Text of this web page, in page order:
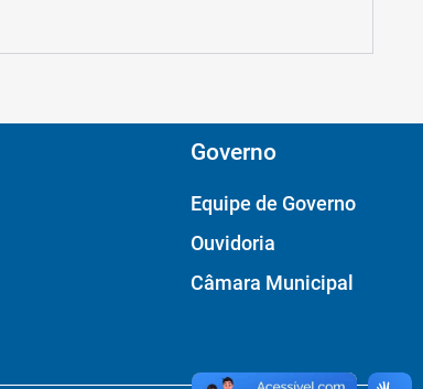
Governo
Equipe de Governo
Ouvidoria
Câmara Municipal